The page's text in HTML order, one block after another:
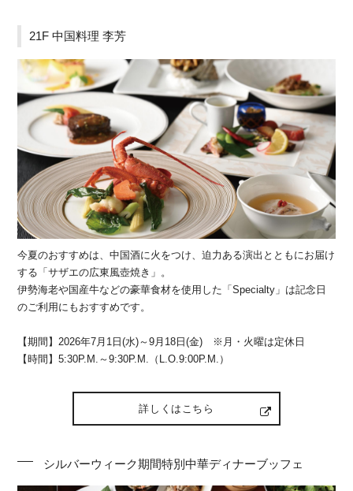
21F 中国料理 李芳
今夏のおすすめは、中国酒に火をつけ、迫力ある演出とともにお届け
する「サザエの広東風壺焼き」。
伊勢海老や国産牛などの豪華食材を使用した「Specialty」は記念日
のご利用にもおすすめです。
【期間】2026年7月1日(水)～9月18日(金) ※月・火曜は定休日
【時間】5:30P.M.～9:30P.M.（L.O.9:00P.M.）
詳しくはこちら
シルバーウィーク期間特別中華ディナーブッフェ